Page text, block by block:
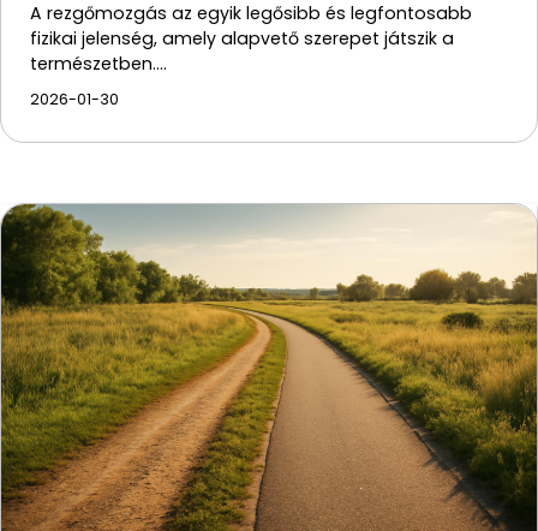
A rezgőmozgás az egyik legősibb és legfontosabb
fizikai jelenség, amely alapvető szerepet játszik a
természetben.…
2026-01-30